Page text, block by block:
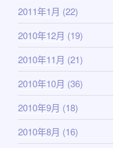
2011年1月 (22)
2010年12月 (19)
2010年11月 (21)
2010年10月 (36)
2010年9月 (18)
2010年8月 (16)